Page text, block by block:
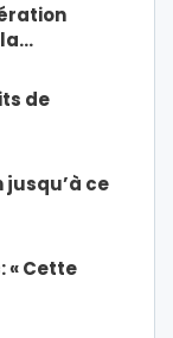
de
jusqu’à ce
« Cette